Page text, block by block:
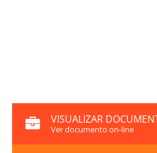
VISUALIZAR
Ver documento on-line